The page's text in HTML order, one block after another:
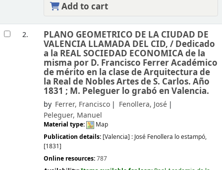
Add to cart
2. PLANO GEOMETRICO DE LA CIUDAD DE
VALENCIA LLAMADA DEL CID, / Dedicado
a la REAL SOCIEDAD ECONOMICA de la
misma por D. Francisco Ferrer Académico
de mérito en la clase de Arquitectura de
la Real de Nobles Artes de S. Carlos. Año
1831 ; M. Peleguer lo grabó en Valencia.
by Ferrer, Francisco
Fenollera, José
Peleguer, Manuel
Material type:
Map
Publication details: [Valencia] : José Fenollera lo estampó,
[1831]
Online resources:787